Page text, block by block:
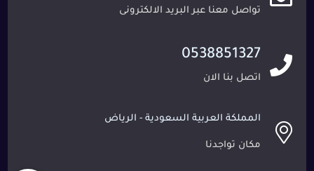
تواصل معنا عبر البريد الالكترونى
0538851327
اتصل بنا الان
المملكة العربية السعودية - الرياض
مكان تواجدنا